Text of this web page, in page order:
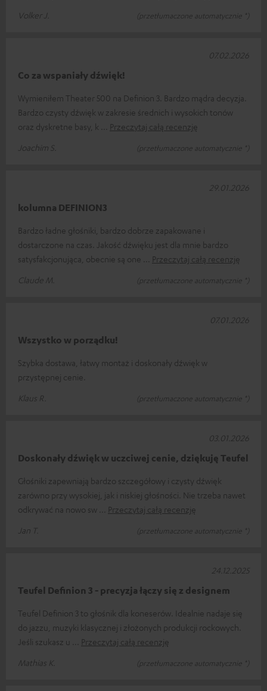
Volker J.
(przetłumaczone automatycznie *)
Co za wspaniały dźwięk!
Wymieniłem Theater 500 na Definion 3. Bardzo mądra decyzja.
Bardzo czysty dźwięk w zakresie średnich i wysokich tonów
oraz dyskretne basy, k
Przeczytaj całą recenzję
Joachim S.
(przetłumaczone automatycznie *)
07.02.2026
kolumna DEFINION3
Bardzo ładne głośniki, bardzo dobrze zapakowane i
dostarczone na czas. Jakość dźwięku jest dla mnie bardzo
satysfakcjonująca, obecnie są one
Przeczytaj całą recenzję
Claude M.
(przetłumaczone automatycznie *)
29.01.2026
Wszystko w porządku!
Szybka dostawa, łatwy montaż i doskonały dźwięk w
przystępnej cenie.
Klaus R.
(przetłumaczone automatycznie *)
07.01.2026
Doskonały dźwięk w uczciwej cenie, dziękuję Teufel
Głośniki zapewniają bardzo szczegółowy i czysty dźwięk
zarówno przy wysokiej, jak i niskiej głośności. Nie trzeba nawet
odkrywać na nowo sw
Przeczytaj całą recenzję
Jan T.
(przetłumaczone automatycznie *)
03.01.2026
Teufel Definion 3 - precyzja łączy się z designem
Teufel Definion 3 to głośnik dla koneserów. Idealnie nadaje się
do jazzu, muzyki klasycznej i złożonych produkcji rockowych.
Jeśli szukasz u
Przeczytaj całą recenzję
Mathias K.
(przetłumaczone automatycznie *)
24.12.2025